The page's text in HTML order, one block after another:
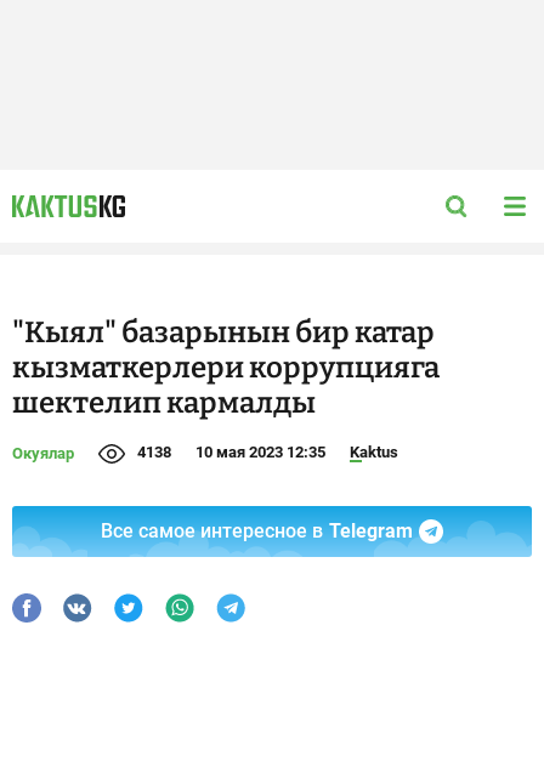
"Кыял" базарынын бир катар
кызматкерлери коррупцияга
шектелип кармалды
Окуялар 4138 10 мая 2023 12:35 Kaktus
Все самое интересное в Telegram